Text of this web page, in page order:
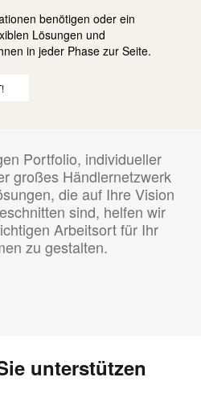
benötigen oder ein
Lösungen und
in jeder Phase zur Seite.
Portfolio, individueller
großes Händlernetzwerk
die auf Ihre Vision
sind, helfen wir
Arbeitsort für Ihr
zu gestalten.
unterstützen